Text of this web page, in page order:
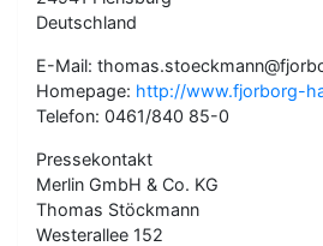
Deutschland
E-Mail:
Homepage: http://www.fjorborg-
Telefon: 0461/840 85-0
Pressekontakt
Merlin GmbH & Co. KG
Thomas Stöckmann
Westerallee 152